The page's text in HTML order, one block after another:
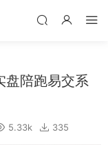
盘陪跑易交‬系
5.33k 335